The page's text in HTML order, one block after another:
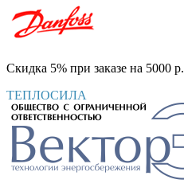
Скидка 5% при заказе на 5000 р.
ТЕПЛОСИЛА